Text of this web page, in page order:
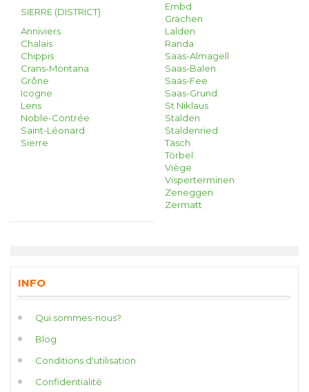
SIERRE (DISTRICT)
Anniviers
Chalais
Chippis
Crans-Montana
Grône
Icogne
Lens
Noble-Contrée
Saint-Léonard
Sierre
Embd
Grächen
Lalden
Randa
Saas-Almagell
Saas-Balen
Saas-Fee
Saas-Grund
St Niklaus
Stalden
Staldenried
Täsch
Törbel
Viège
Visperterminen
Zeneggen
Zermatt
INFO
Qui sommes-nous?
Blog
Conditions d'utilisation
Confidentialité